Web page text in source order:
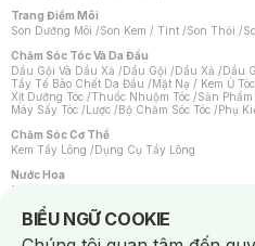
Trang Điểm Môi
Son Dưỡng Môi /Son Kem / Tint /Son Thỏi /
Chăm Sóc Tóc Và Da Đầu
Dầu Gội Và Dầu Xả /Dầu Gội /Dầu Xả /Dầu
Tẩy Tế Bào Chết Da Đầu /Mặt Nạ / Kem Ủ Tóc
Xịt Dưỡng Tóc /Thuốc Nhuộm Tóc /Sản
Máy Sấy Tóc /Lược /Bộ Chăm Sóc Tóc /Phụ
Chăm Sóc Cơ Thể
Kem Tẩy Lông /Dụng Cụ Tẩy Lông
Nước Hoa
Nước Hoa Nữ
Chăm Sóc Cá Nhân
Chống Muỗi /Khẩu Trang /Máy Massage/
BIỂU NGỮ COOKIE
Notice about cookies usage